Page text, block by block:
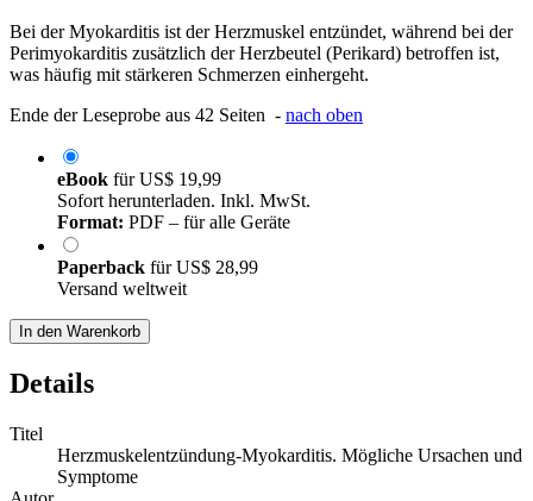
Bei der Myokarditis ist der Herzmuskel entzündet, während bei der
Perimyokarditis zusätzlich der Herzbeutel (Perikard) betroffen ist,
was häufig mit stärkeren Schmerzen einhergeht.
Ende der Leseprobe aus 42 Seiten - nach oben
eBook fürUS$ 19,99
Sofort herunterladen. Inkl. MwSt.
Format: PDF – für alle Geräte
Paperback fürUS$ 28,99
Versand weltweit
In den Warenkorb
Details
Titel
Herzmuskelentzündung-Myokarditis. Mögliche Ursachen und
Symptome